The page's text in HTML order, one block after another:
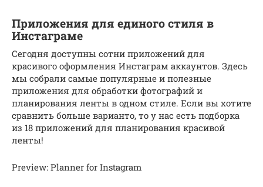
Приложения для единого стиля в
Инстаграме
Сегодня доступны сотни приложений для
красивого оформления Инстаграм аккаунтов. Здесь
мы собрали самые популярные и полезные
приложения для обработки фотографий и
планирования ленты в одном стиле. Если вы хотите
сравнить больше варианто, то у нас есть подборка
из 18 приложений для планирования красивой
ленты!
Preview: Planner for Instagram